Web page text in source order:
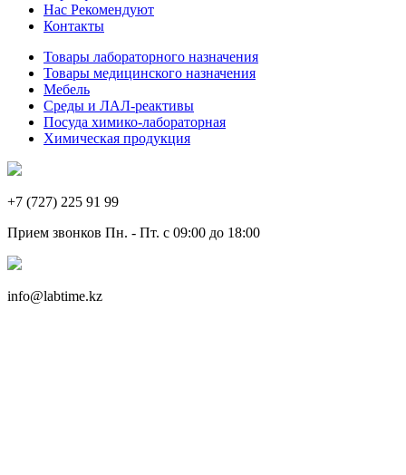
Нас Рекомендуют
Контакты
Товары лабораторного назначения
Товары медицинского назначения
Мебель
Среды и ЛАЛ-реактивы
Посуда химико-лабораторная
Химическая продукция
+7 (727) 225 91 99
Прием звонков Пн. - Пт. с 09:00 до 18:00
info@labtime.kz